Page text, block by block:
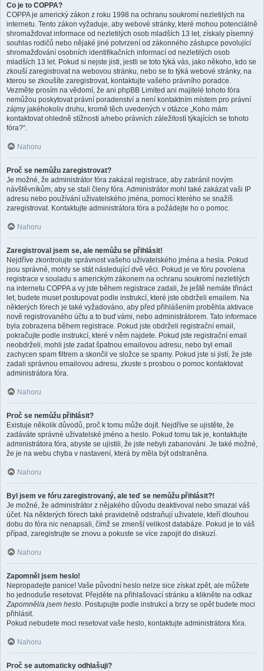
Co je to COPPA?
COPPA je americký zákon z roku 1998 na ochranu soukromí nezletilých na
internetu. Tento zákon vyžaduje, aby webové stránky, které mohou potenciálně
shromažďovat informace od nezletilých osob mladších 13 let, získaly písemný
souhlas rodičů nebo nějaké jiné potvrzení od zákonného zástupce povolující
shromažďování osobních identifikačních informací od nezletilých osob
mladších 13 let. Pokud si nejste jisti, jestli se toto týká vás, jako někoho, kdo se
zkouší zaregistrovat na webovou stránku, nebo se to týká webové stránky, na
kterou se zkoušíte zaregistrovat, kontaktujte vašeho právního poradce.
Vezměte prosím na vědomí, že ani phpBB Limited ani majitelé tohoto fóra
nemůžou poskytovat právní poradenství a není kontaktním místem pro právní
zájmy jakéhokoliv druhu, kromě těch uvedených v otázce „Koho mám
kontaktovat ohledně stížnosti a/nebo právních záležitostí týkajících se tohoto
fóra?“.
Nahoru
Proč se nemůžu zaregistrovat?
Je možné, že administrátor fóra zakázal registrace, aby zabránil novým
návštěvníkům, aby se stali členy fóra. Administrátor mohl také zakázat vaši IP
adresu nebo používání uživatelského jména, pomocí kterého se snažíš
zaregistrovat. Kontaktujte administrátora fóra a požádejte ho o pomoc.
Nahoru
Zaregistroval jsem se, ale nemůžu se přihlásit!
Nejdříve zkontrolujte správnost vašeho uživatelského jména a hesla. Pokud
jsou správné, mohly se stát následující dvě věci. Pokud je ve fóru povolena
registrace v souladu s americkým zákonem na ochranu soukromí nezletilých
na internetu COPPA a vy jste během registrace zadali, že ještě nemáte třináct
let, budete muset postupovat podle instrukcí, které jste obdrželi emailem. Na
některých fórech je také vyžadováno, aby před přihlášením proběhla aktivace
nově registrovaného účtu a to buď vámi, nebo administrátorem. Tato informace
byla zobrazena během registrace. Pokud jste obdrželi registrační email,
pokračujte podle instrukcí, které v něm najdete. Pokud jste registrační email
neobdrželi, mohli jste zadat špatnou emailovou adresu, nebo byl email
zachycen spam filtrem a skončil ve složce se spamy. Pokud jste si jistí, že jste
zadali správnou emailovou adresu, zkuste s prosbou o pomoc kontaktovat
administrátora fóra.
Nahoru
Proč se nemůžu přihlásit?
Existuje několik důvodů, proč k tomu může dojít. Nejdříve se ujistěte, že
zadáváte správné uživatelské jméno a heslo. Pokud tomu tak je, kontaktujte
administrátora fóra, abyste se ujistili, že jste nebyli zabanováni. Je také možné,
že je na webu chyba v nastavení, která by měla být odstraněna.
Nahoru
Byl jsem ve fóru zaregistrovaný, ale teď se nemůžu přihlásit?!
Je možné, že administrátor z nějakého důvodu deaktivoval nebo smazal váš
účet. Na některých fórech také pravidelně odstraňují uživatele, kteří dlouhou
dobu do fóra nic nenapsali, čímž se zmenší velikost databáze. Pokud je to váš
případ, zaregistrujte se znovu a pokuste se více zapojit do diskuzí.
Nahoru
Zapomněl jsem heslo!
Nepropadejte panice! Vaše původní heslo nelze sice získat zpět, ale můžete
ho jednoduše resetovat. Přejděte na přihlašovací stránku a klikněte na odkaz
Zapomněl/a jsem heslo . Postupujte podle instrukcí a brzy se opět budete moci
přihlásit.
Pokud nebudete moci resetovat vaše heslo, kontaktujte administrátora fóra.
Nahoru
Proč se automaticky odhlašuji?